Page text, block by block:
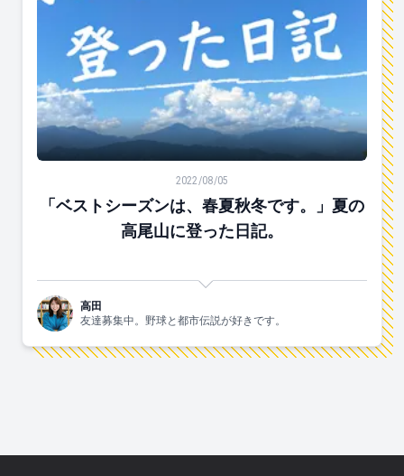
「ベストシーズンは、春夏秋冬です。」夏の高尾山に登
2022/08/05
「ベストシーズンは、春夏秋冬です。」夏の
高尾山に登った日記。
高田
友達募集中。野球と都市伝説が好きです。